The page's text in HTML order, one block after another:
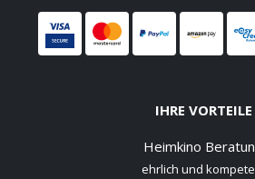
IHRE VORTEILE
Heimkino
ehrlich und